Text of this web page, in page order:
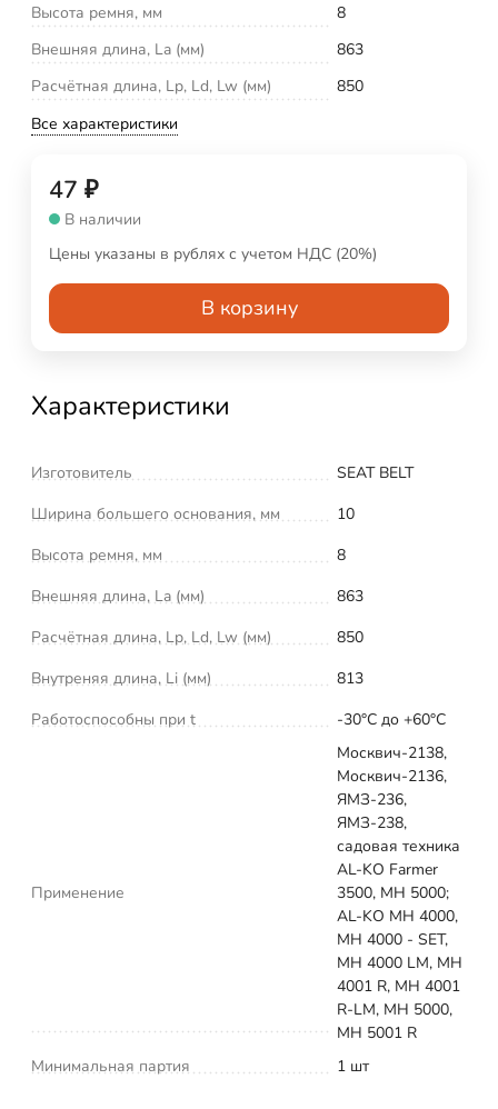
Высота ремня, мм
8
Внешняя длина, La (мм)
863
Расчётная длина, Lp, Ld, Lw (мм)
850
Все характеристики
47 ₽
В наличии
Цены указаны в рублях с учетом НДС (20%)
В корзину
Характеристики
Изготовитель
SEAT BELT
Ширина большего основания, мм
10
Высота ремня, мм
8
Внешняя длина, La (мм)
863
Расчётная длина, Lp, Ld, Lw (мм)
850
Внутреняя длина, Li (мм)
813
Работоспособны при t
-30°C до +60°C
Применение
Москвич-2138,
Москвич-2136,
ЯМЗ-236,
ЯМЗ-238,
садовая техника
AL-KO Farmer
3500, MH 5000;
AL-KO MH 4000,
MH 4000 - SET,
MH 4000 LM, MH
4001 R, MH 4001
R-LM, MH 5000,
MH 5001 R
Минимальная партия
1 шт